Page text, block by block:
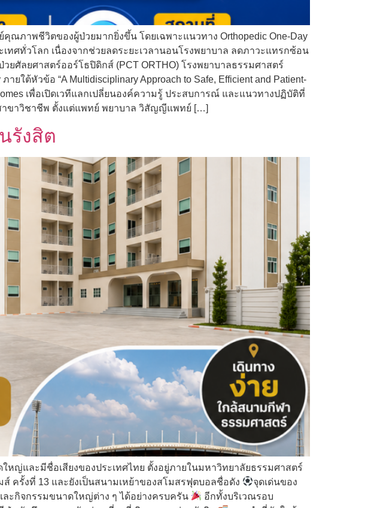
ณภาพชีวิตของผู้ป่วยมากยิ่งขึ้น โดยเฉพาะแนวทาง Orthopedic One-Day
ทศทั่วโลก เนื่องจากช่วยลดระยะเวลานอนโรงพยาบาล ลดภาวะแทรกซ้อน
ลยศาสตร์ออร์โธปิดิกส์ (PCT ORTHO) โรงพยาบาลธรรมศาสตร์
ยใต้หัวข้อ “A Multidisciplinary Approach to Safe, Efficient and Patient-
เพื่อเปิดเวทีแลกเปลี่ยนองค์ความรู้ ประสบการณ์ และแนวทางปฏิบัติที่
าขาวิชาชีพ ตั้งแต่แพทย์ พยาบาล วิสัญญีแพทย์ […]
รังสิต
หญ่และมีชื่อเสียงของประเทศไทย ตั้งอยู่ภายในมหาวิทยาลัยธรรมศาสตร์
ครั้งที่ 13 และยังเป็นสนามเหย้าของสโมสรฟุตบอลชื่อดัง
จุดเด่นของ
ะกิจกรรมขนาดใหญ่ต่าง ๆ ได้อย่างครบครัน
อีกทั้งบริเวณรอบ